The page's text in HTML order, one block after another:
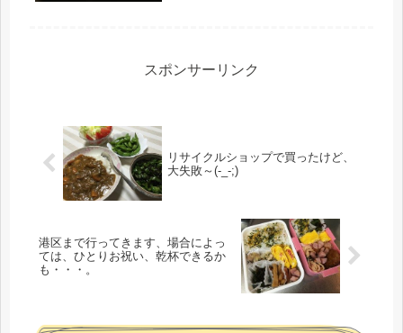
スポンサーリンク
リサイクルショップで買ったけど、
大失敗～(-_-;)
港区まで行ってきます、場合によっ
ては、ひとりお祝い、乾杯できるか
も・・・。